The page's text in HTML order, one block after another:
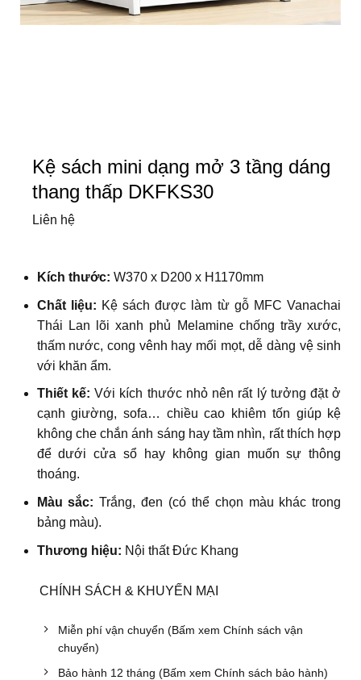
Kệ sách mini dạng mở 3 tầng dáng
thang thấp DKFKS30
Liên hệ
Kích thước: W370 x D200 x H1170mm
Chất liệu: Kệ sách được làm từ gỗ MFC Vanachai
Thái Lan lõi xanh phủ Melamine chống trầy xước,
thấm nước, cong vênh hay mối mọt, dễ dàng vệ sinh
với khăn ẩm.
Thiết kế:Với kích thước nhỏ nên rất lý tưởng đặt ở
cạnh giường, sofa… chiều cao khiêm tốn giúp kệ
không che chắn ánh sáng hay tầm nhìn, rất thích hợp
để dưới cửa sổ hay không gian muốn sự thông
thoáng.
Màu sắc:Trắng, đen (có thể chọn màu khác trong
bảng màu).
Thương hiệu: Nội thất Đức Khang
CHÍNH SÁCH & KHUYẾN MẠI
Miễn phí vận chuyển (Bấm xem Chính sách vận
chuyển)
Bảo hành 12 tháng (Bấm xem Chính sách bảo hành)